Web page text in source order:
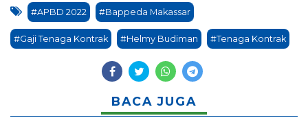
#APBD 2022 #Bappeda Makassar
#Gaji Tenaga Kontrak #Helmy Budiman #Tenaga Kontrak
BACA JUGA